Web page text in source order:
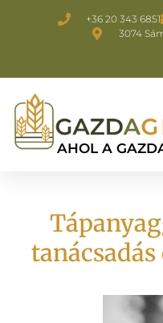
+36 20 343 6851
3074
AHOL A